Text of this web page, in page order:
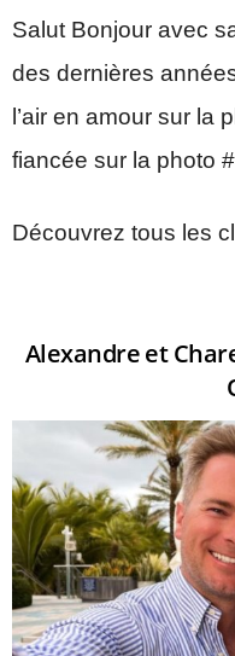
Salut Bonjour avec
des dernières
l’air en amour sur
fiancée sur la photo
Découvrez tous les
Alexandre et